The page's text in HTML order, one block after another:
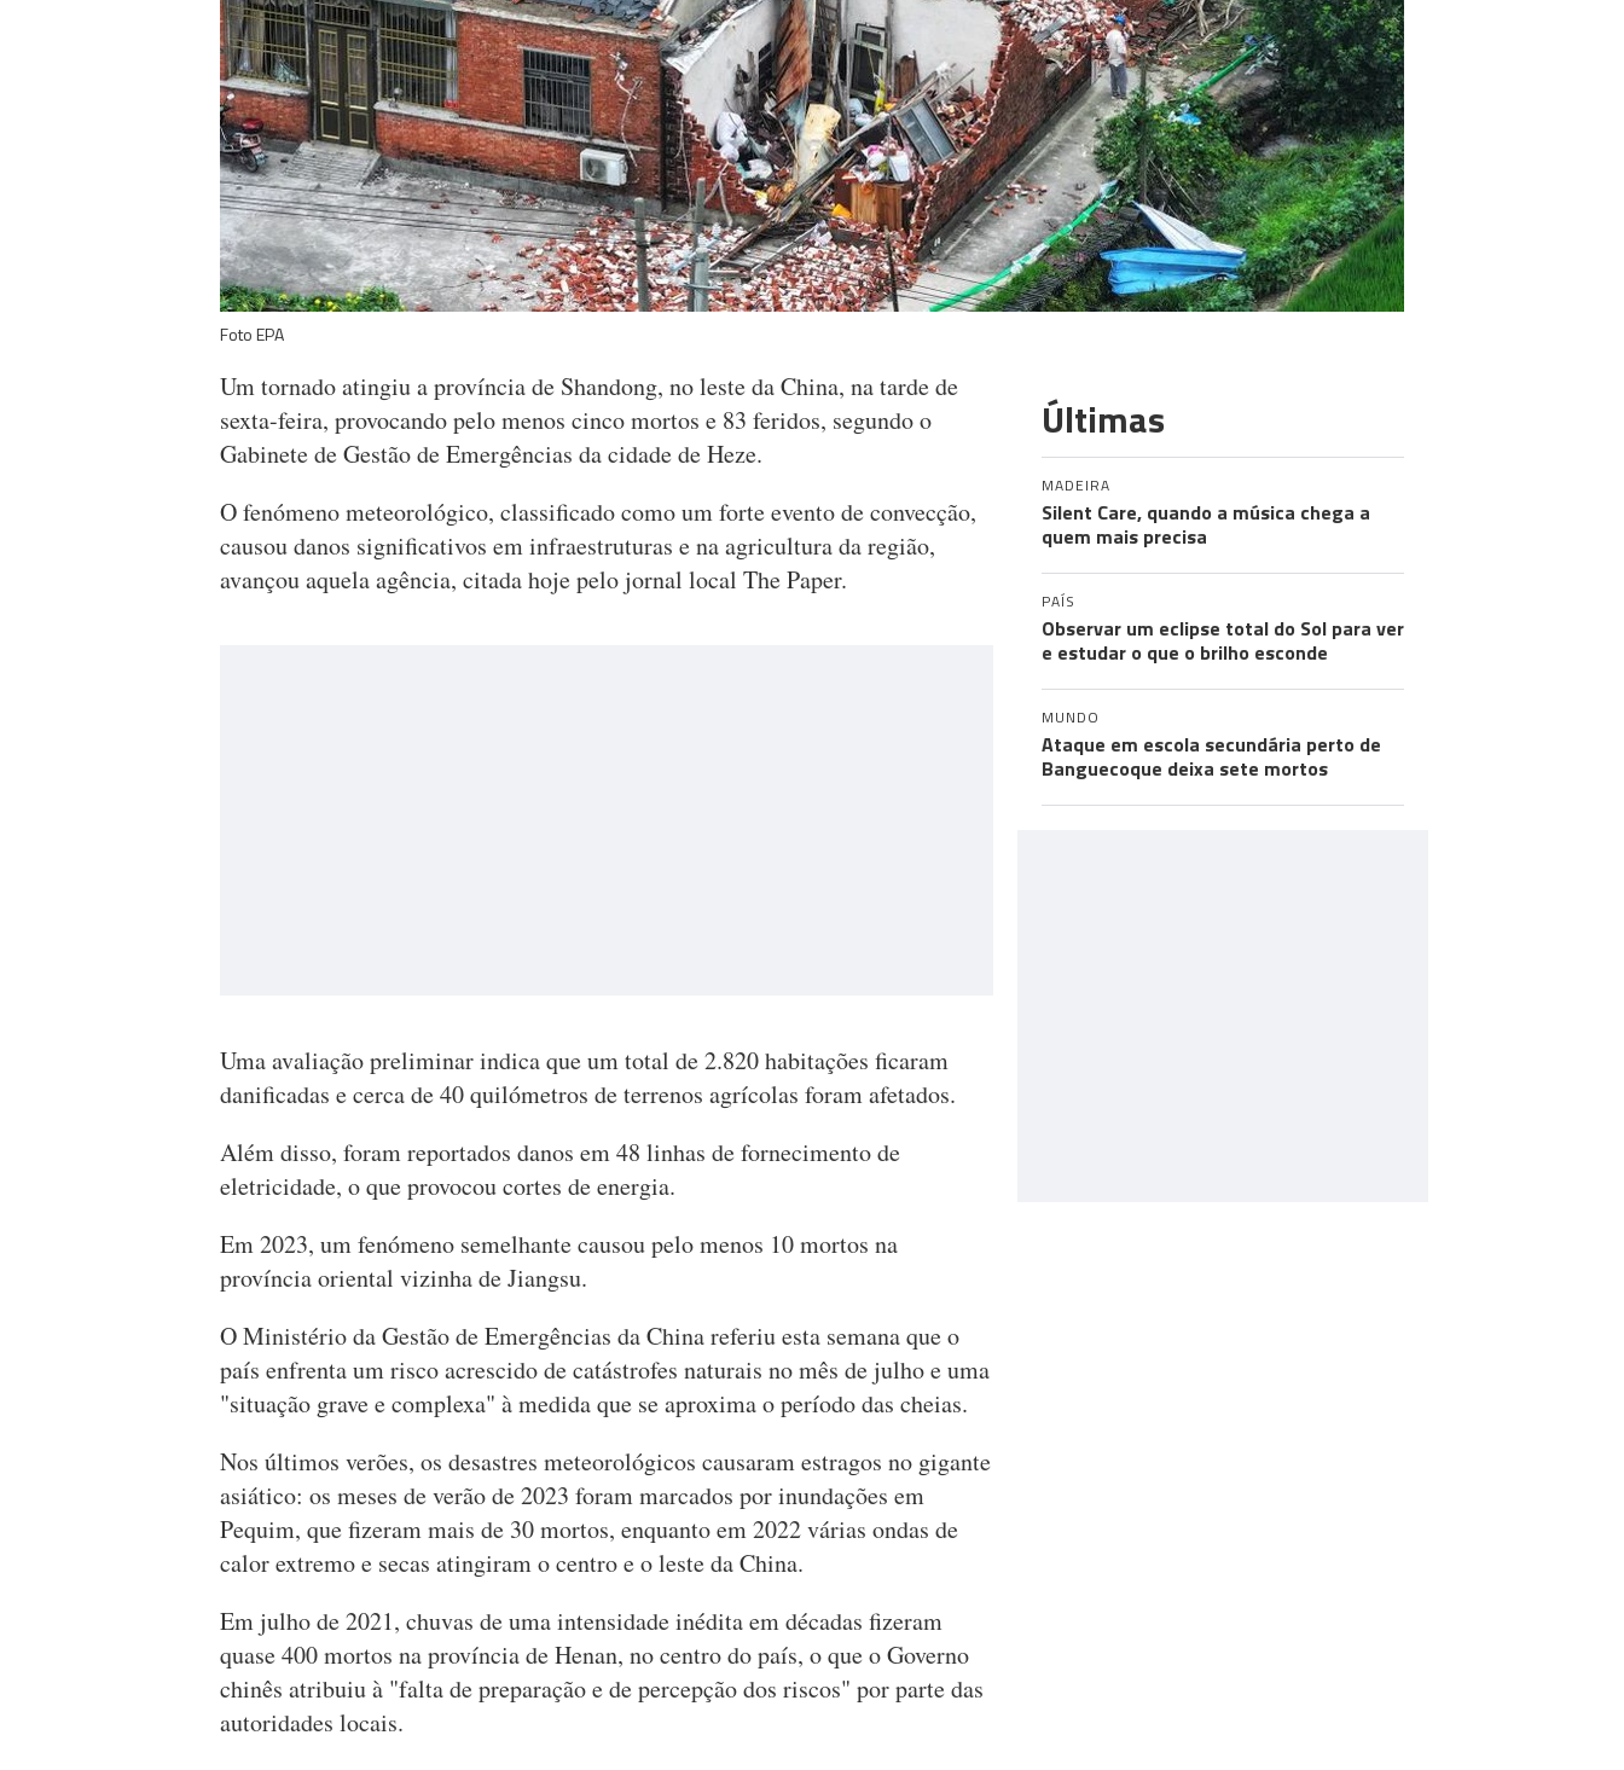
Foto EPA
Um tornado atingiu a província de Shandong, no leste da China, na tarde de
sexta-feira, provocando pelo menos cinco mortos e 83 feridos, segundo o
Gabinete de Gestão de Emergências da cidade de Heze.
O fenómeno meteorológico, classificado como um forte evento de convecção,
causou danos significativos em infraestruturas e na agricultura da região,
avançou aquela agência, citada hoje pelo jornal local The Paper.
Uma avaliação preliminar indica que um total de 2.820 habitações ficaram
danificadas e cerca de 40 quilómetros de terrenos agrícolas foram afetados.
Além disso, foram reportados danos em 48 linhas de fornecimento de
eletricidade, o que provocou cortes de energia.
Em 2023, um fenómeno semelhante causou pelo menos 10 mortos na
província oriental vizinha de Jiangsu.
O Ministério da Gestão de Emergências da China referiu esta semana que o
país enfrenta um risco acrescido de catástrofes naturais no mês de julho e uma
"situação grave e complexa" à medida que se aproxima o período das cheias.
Nos últimos verões, os desastres meteorológicos causaram estragos no gigante
asiático: os meses de verão de 2023 foram marcados por inundações em
Pequim, que fizeram mais de 30 mortos, enquanto em 2022 várias ondas de
calor extremo e secas atingiram o centro e o leste da China.
Em julho de 2021, chuvas de uma intensidade inédita em décadas fizeram
quase 400 mortos na província de Henan, no centro do país, o que o Governo
chinês atribuiu à "falta de preparação e de percepção dos riscos" por parte das
autoridades locais.
Últimas
MADEIRA
Silent Care, quando a música chega a
quem mais precisa
PAÍS
Observar um eclipse total do Sol para ver
e estudar o que o brilho esconde
MUNDO
Ataque em escola secundária perto de
Banguecoque deixa sete mortos